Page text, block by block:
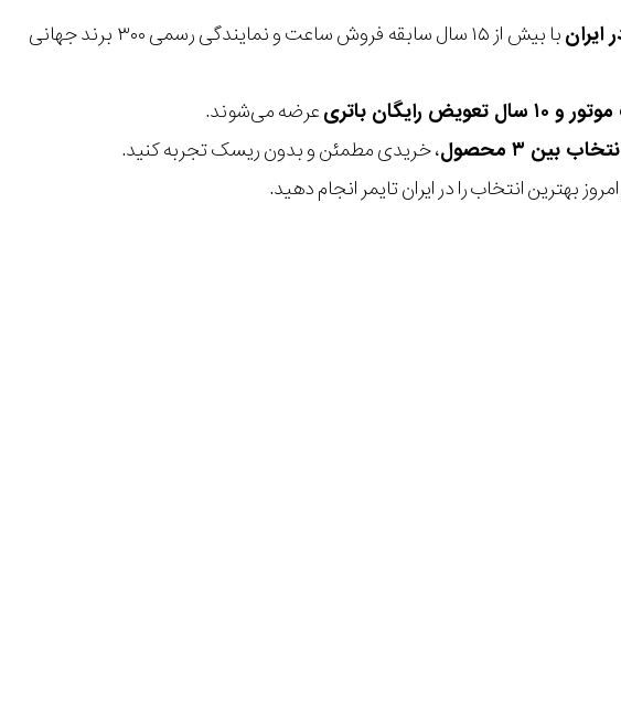
ایران
با بیش از ۱۵ سال سابقه فروش ساعت و نمایندگی رسمی ۳۰۰ برند جهانی
عرضه می‌شوند.
، خریدی مطمئن و بدون ریسک تجربه کنید.
بهترین انتخاب را در ایران تایمر انجام دهید.